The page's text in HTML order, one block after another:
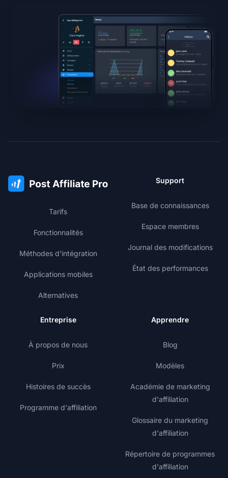
Tarifs
Fonctionnalités
Méthodes d'intégration
Applications mobiles
Alternatives
Support
Base de connaissances
Espace membres
Journal des modifications
État des performances
Entreprise
À propos de nous
Prix
Histoires de succès
Programme d'affiliation
Apprendre
Blog
Modèles
Académie de marketing
d'affiliation
Glossaire du marketing
d'affiliation
Répertoire de programmes
d'affiliation